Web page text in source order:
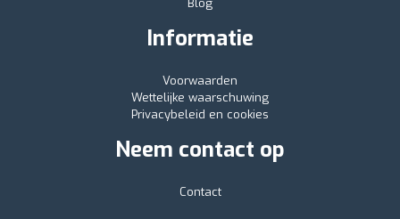
Blog
Informatie
Voorwaarden
Wettelijke waarschuwing
Privacybeleid en cookies
Neem contact op
Contact